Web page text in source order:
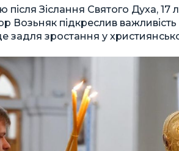
після Зіслання Святого Духа,
Возьняк підкреслив
задля зростання у